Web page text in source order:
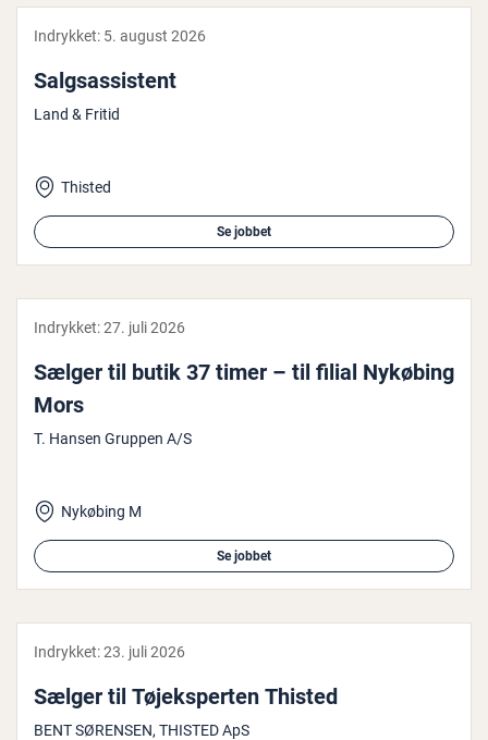
Indrykket: 5. august 2026
Salgs­as­si­stent
Land & Fritid
Thisted
Se jobbet
Indrykket:27. juli 2026
Sælger til butik 37 timer – til filial Nykøbing
Mors
T. Hansen Gruppen A/S
Nykøbing M
Se jobbet
Indrykket:23. juli 2026
Sælger til Tø­j­eks­per­ten Thisted
BENT SØRENSEN, THISTED ApS